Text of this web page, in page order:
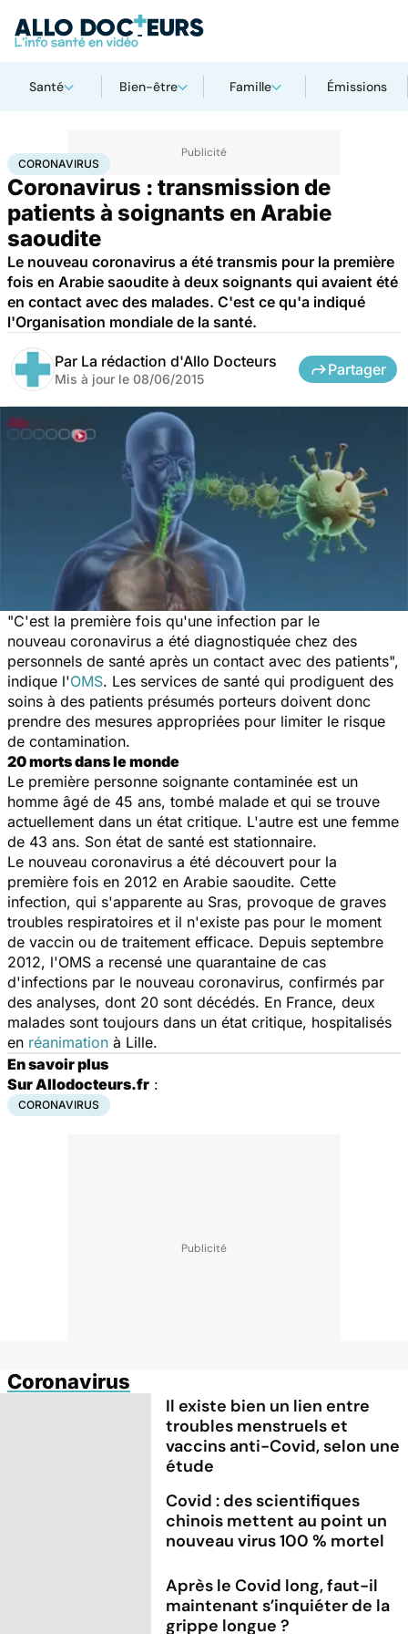
Santé Bien-être Famille Émissions
AccueilSantéMaladies Coronavirus
CORONAVIRUS
Coronavirus : transmission de
patients à soignants en Arabie
saoudite
Le nouveau coronavirus a été transmis pour la première
fois en Arabie saoudite à deux soignants qui avaient été
en contact avec des malades. C'est ce qu'a indiqué
l'Organisation mondiale de la santé.
Par La rédaction d'Allo Docteurs
Mis à jour le 08/06/2015
Partager
"C'est la première fois qu'une infection par le
nouveau coronavirus a été diagnostiquée chez des
personnels de santé après un contact avec des patients",
indique l'OMS. Les services de santé qui prodiguent des
soins à des patients présumés porteurs doivent donc
prendre des mesures appropriées pour limiter le risque
de contamination.
20 morts dans le monde
Le première personne soignante contaminée est un
homme âgé de 45 ans, tombé malade et qui se trouve
actuellement dans un état critique. L'autre est une femme
de 43 ans. Son état de santé est stationnaire.
Le nouveau coronavirus a été découvert pour la
première fois en 2012 en Arabie saoudite. Cette
infection, qui s'apparente au Sras, provoque de graves
troubles respiratoires et il n'existe pas pour le moment
de vaccin ou de traitement efficace. Depuis septembre
2012, l'OMS a recensé une quarantaine de cas
d'infections par le nouveau coronavirus, confirmés par
des analyses, dont 20 sont décédés. En France, deux
malades sont toujours dans un état critique, hospitalisés
en réanimation à Lille.
En savoir plus
Sur Allodocteurs.fr :
CORONAVIRUS
Coronavirus
Il existe bien un lien entre
troubles menstruels et
vaccins anti-Covid, selon une
étude
Covid : des scientifiques
chinois mettent au point un
nouveau virus 100 % mortel
Après le Covid long, faut-il
maintenant s’inquiéter de la
grippe longue ?